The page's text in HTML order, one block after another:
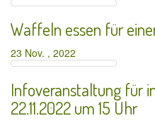
Waffeln essen für
23 Nov. , 2022
Infoveranstaltung für
22.11.2022 um 15 Uhr